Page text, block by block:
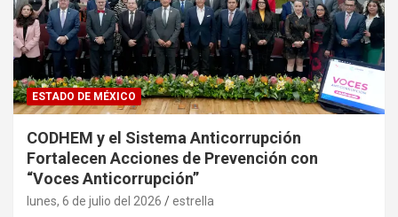
ESTADO DE MÉXICO
CODHEM y el Sistema Anticorrupción
Fortalecen Acciones de Prevención con
“Voces Anticorrupción”
lunes, 6 de julio del 2026 estrella